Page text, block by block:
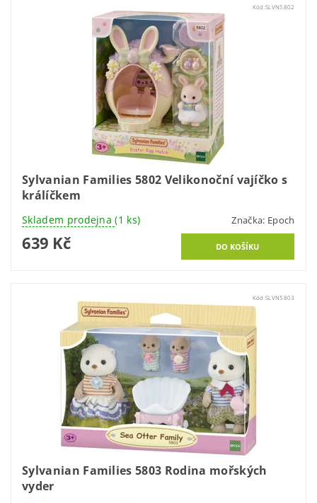
Kód: SLVN5802
Sylvanian Families 5802 Velikonoční vajíčko s
králíčkem
Skladem prodejna(1 ks) Značka: Epoch
639 Kč
Kód:SLVN5803
Sylvanian Families 5803 Rodina mořských
vyder